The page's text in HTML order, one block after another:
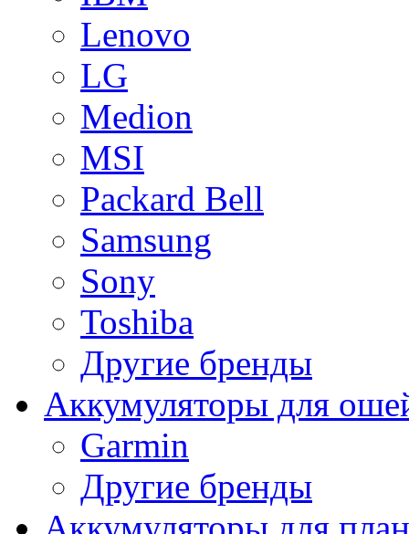
Lenovo
LG
Medion
MSI
Packard Bell
Samsung
Sony
Toshiba
Другие бренды
Аккумуляторы для
Garmin
Другие бренды